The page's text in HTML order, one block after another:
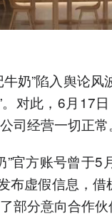
奶”陷入舆论风
对此，6月17
司经营一切正常
”官方账号曾于
布虚假信息，
部分意向合作